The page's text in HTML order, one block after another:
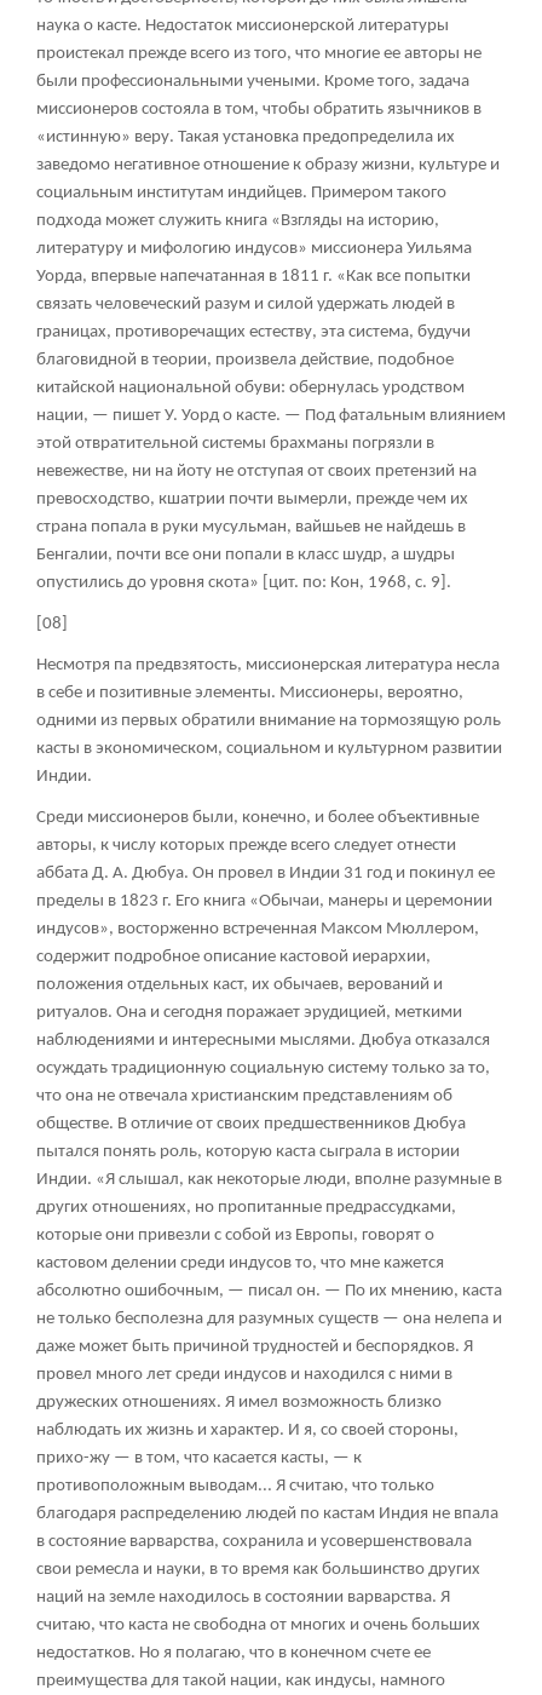
наука о касте. Недостаток миссионерской литературы
проистекал прежде всего из того, что многие ее авторы не
были профессиональными учеными. Кроме того, задача
миссионеров состояла в том, чтобы обратить язычников в
«истинную» веру. Такая установка предопределила их
заведомо негативное отношение к образу жизни, культуре и
социальным институтам индийцев. Примером такого
подхода может служить книга «Взгляды на историю,
литературу и мифологию индусов» миссионера Уильяма
Уорда, впервые напечатанная в 1811 г. «Как все попытки
связать человеческий разум и силой удержать людей в
границах, противоречащих естеству, эта система, будучи
благовидной в теории, произвела действие, подобное
китайской национальной обуви: обернулась уродством
нации, — пишет У. Уорд о касте. — Под фатальным влиянием
этой отвратительной системы брахманы погрязли в
невежестве, ни на йоту не отступая от своих претензий на
превосходство, кшатрии почти вымерли, прежде чем их
страна попала в руки мусульман, вайшьев не найдешь в
Бенгалии, почти все они попали в класс шудр, а шудры
опустились до уровня скота» [цит. по: Кон, 1968, с. 9].
[08]
Несмотря па предвзятость, миссионерская литература несла
в себе и позитивные элементы. Миссионеры, вероятно,
одними из первых обратили внимание на тормозящую роль
касты в экономическом, социальном и культурном развитии
Индии.
Среди миссионеров были, конечно, и более объективные
авторы, к числу которых прежде всего следует отнести
аббата Д. А. Дюбуа. Он провел в Индии 31 год и покинул ее
пределы в 1823 г. Его книга «Обычаи, манеры и церемонии
индусов», восторженно встреченная Максом Мюллером,
содержит подробное описание кастовой иерархии,
положения отдельных каст, их обычаев, верований и
ритуалов. Она и сегодня поражает эрудицией, меткими
наблюдениями и интересными мыслями. Дюбуа отказался
осуждать традиционную социальную систему только за то,
что она не отвечала христианским представлениям об
обществе. В отличие от своих предшественников Дюбуа
пытался понять роль, которую каста сыграла в истории
Индии. «Я слышал, как некоторые люди, вполне разумные в
других отношениях, но пропитанные предрассудками,
которые они привезли с собой из Европы, говорят о
кастовом делении среди индусов то, что мне кажется
абсолютно ошибочным, — писал он. — По их мнению, каста
не только бесполезна для разумных существ — она нелепа и
даже может быть причиной трудностей и беспорядков. Я
провел много лет среди индусов и находился с ними в
дружеских отношениях. Я имел возможность близко
наблюдать их жизнь и характер. И я, со своей стороны,
прихо-жу — в том, что касается касты, — к
противоположным выводам... Я считаю, что только
благодаря распределению людей по кастам Индия не впала
в состояние варварства, сохранила и усовершенствовала
свои ремесла и науки, в то время как большинство других
наций на земле находилось в состоянии варварства. Я
считаю, что каста не свободна от многих и очень больших
недостатков. Но я полагаю, что в конечном счете ее
преимущества для такой нации, как индусы, намного